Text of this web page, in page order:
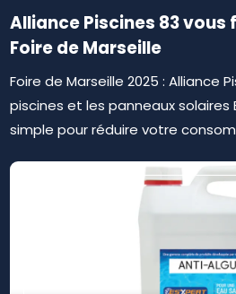
Alliance Piscines 83
Foire de Marseille
Foire de Marseille 2025 : Alliance
piscines et les panneaux solaires
simple pour réduire votre